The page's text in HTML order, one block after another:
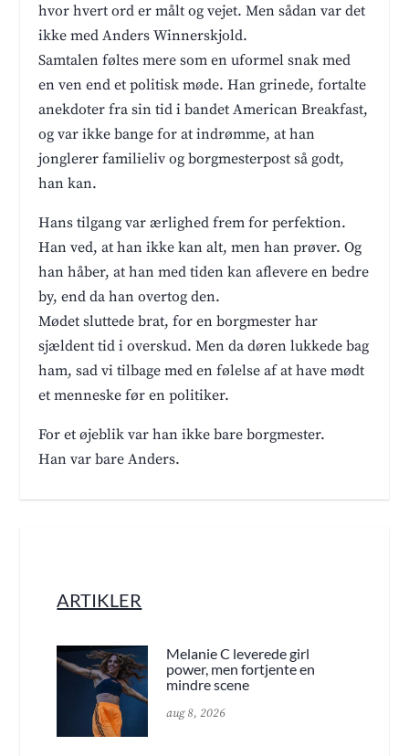
hvor hvert ord er målt og vejet. Men sådan var det
ikke med Anders Winnerskjold.
Samtalen føltes mere som en uformel snak med
en ven end et politisk møde. Han grinede, fortalte
anekdoter fra sin tid i bandet American Breakfast,
og var ikke bange for at indrømme, at han
jonglerer familieliv og borgmesterpost så godt,
han kan.
Hans tilgang var ærlighed frem for perfektion.
Han ved, at han ikke kan alt, men han prøver. Og
han håber, at han med tiden kan aflevere en bedre
by, end da han overtog den.
Mødet sluttede brat, for en borgmester har
sjældent tid i overskud. Men da døren lukkede bag
ham, sad vi tilbage med en følelse af at have mødt
et menneske før en politiker.
For et øjeblik var han ikke bare borgmester.
Han var bare Anders.
ARTIKLER
Melanie C leverede girl
power, men fortjente en
mindre scene
aug 8, 2026